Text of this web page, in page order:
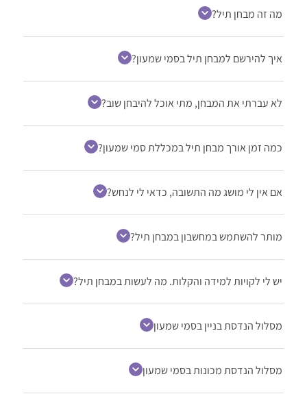
מה זה מבחן תיל?
איך להירשם למבחן תיל בסמי שמעון?
לא עברתי את המבחן, מתי אוכל להיבחן שוב?
כמה זמן אורך מבחן תיל במכללת סמי שמעון?
אם אין לי מושג מה התשובה, כדאי לי לנחש?
מותר להשתמש במחשבון במבחן תיל?
יש לי לקויות למידה והקלות. מה לעשות במבחן תיל?
מסלול הנדסת בניין בסמי שמעון
מסלול הנדסת מכונות בסמי שמעון